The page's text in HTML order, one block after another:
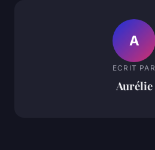
A
ECRIT PAR
Aurélie